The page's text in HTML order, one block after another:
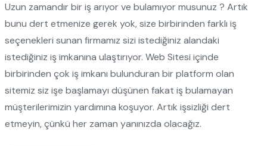
Uzun zamandır bir iş arıyor ve bulamıyor musunuz ? Artık
bunu dert etmenize gerek yok, size birbirinden farklı iş
seçenekleri sunan firmamız sizi istediğiniz alandaki
istediğiniz iş imkanına ulaştırıyor. Web Sitesi içinde
birbirinden çok iş imkanı bulunduran bir platform olan
sitemiz siz işe başlamayı düşünen fakat iş bulamayan
müşterilerimizin yardımına koşuyor. Artık işsizliği dert
etmeyin, çünkü her zaman yanınızda olacağız.